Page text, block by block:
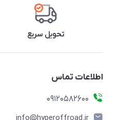
تحویل سریع
اطلاعات تماس
09120582600